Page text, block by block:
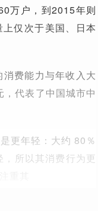
万户，到2015年则
仅次于美国、日本
费能力与年收入大
代表了中国城市中
更年轻：大约 80％
所以其消费行为更